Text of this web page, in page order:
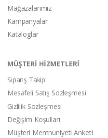
Mağazalarımız
Kampanyalar
Kataloglar
MÜŞTERİ HİZMETLERİ
Sipariş Takip
Mesafeli Satış Sözleşmesi
Gizlilik Sözleşmesi
Değişim Koşulları
Müşteri Memnuniyeti Anketi